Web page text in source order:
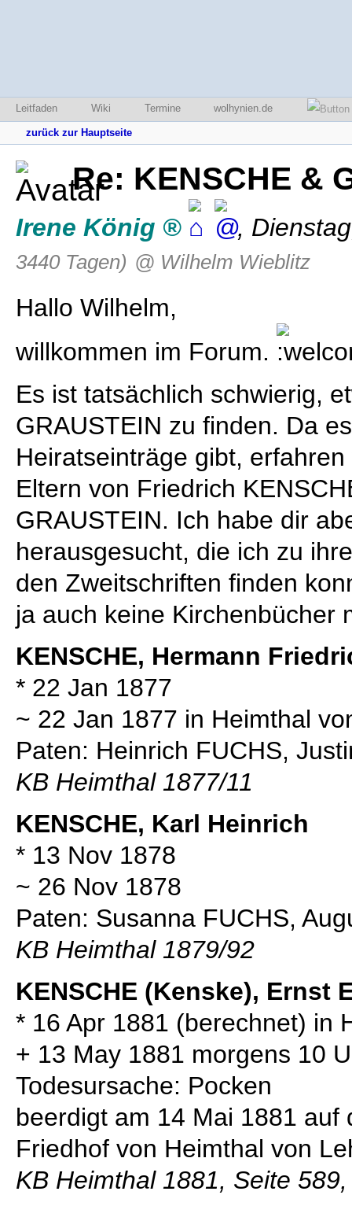
Leitfaden Wiki Termine wolhynien.de
zurück zur Hauptseite
Re: KENSCHE &
Irene König ,
3440 Tagen) @ Wilhelm Wieblitz
Hallo Wilhelm,
willkommen im Forum.
Es ist tatsächlich schwierig,
GRAUSTEIN zu finden. Da
Heiratseinträge gibt,
Eltern von Friedrich
GRAUSTEIN. Ich habe dir
herausgesucht, die ich zu
den Zweitschriften finden
ja auch keine Kirchenbücher
KENSCHE, Hermann
* 22 Jan 1877
~ 22 Jan 1877 in Heimthal
Paten: Heinrich FUCHS,
KB Heimthal 1877/11
KENSCHE, Karl Heinrich
* 13 Nov 1878
~ 26 Nov 1878
Paten: Susanna FUCHS,
KB Heimthal 1879/92
KENSCHE (Kenske), Ernst
* 16 Apr 1881 (berechnet) in
+ 13 May 1881 morgens 10
Todesursache: Pocken
beerdigt am 14 Mai 1881 auf
Friedhof von Heimthal von
KB Heimthal 1881, Seite